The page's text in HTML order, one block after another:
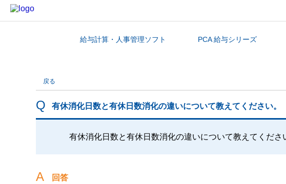
カテゴリから探す給与計算・人事管理ソフト PCA 給与シリーズ
戻る
有休消化日数と有休日数消化の違いについて教えてください。
有休消化日数と有休日数消化の違いについて教えてくださ
回答